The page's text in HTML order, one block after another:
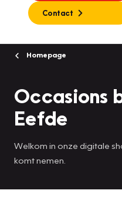
Contact
Homepage
Occasions
Eefde
Welkom in onze digitale
komt nemen.